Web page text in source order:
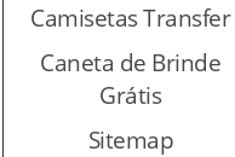
Camisetas Transfer
Caneta de Brinde
Grátis
Sitemap